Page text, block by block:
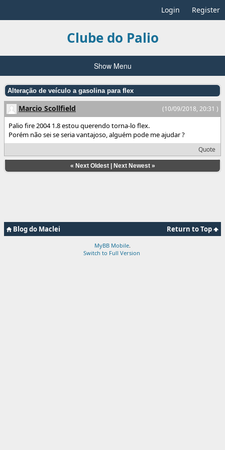
Login Register
Clube do Palio
Show Menu
Alteração de veículo a gasolina para flex
(10/09/2018, 20:31 )
Marcio Scollfield
Palio fire 2004 1.8 estou querendo torna-lo flex.
Porém não sei se seria vantajoso, alguém pode me ajudar ?
Quote
« Next Oldest| Next Newest»
Return to Top
Blog do Maclei
MyBB Mobile
Switch to Full Version